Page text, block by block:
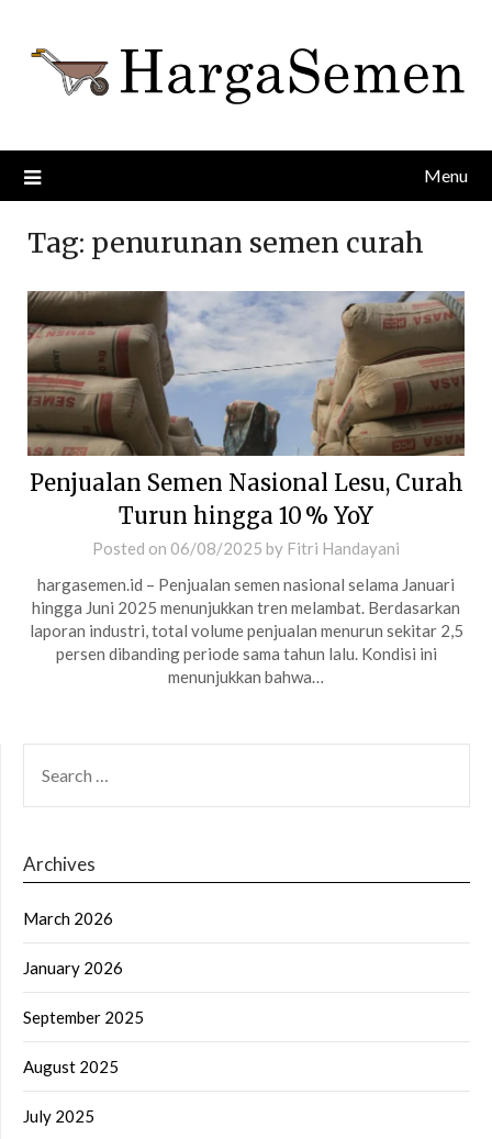
content
Menu
Tag: penurunan semen curah
Penjualan Semen Nasional Lesu, Curah
Turun hingga 10 % YoY
Posted on 06/08/2025 by Fitri Handayani
hargasemen.id – Penjualan semen nasional selama Januari
hingga Juni 2025 menunjukkan tren melambat. Berdasarkan
laporan industri, total volume penjualan menurun sekitar 2,5
persen dibanding periode sama tahun lalu. Kondisi ini
menunjukkan bahwa…
FOR:
Archives
March 2026
January 2026
September 2025
August 2025
July 2025